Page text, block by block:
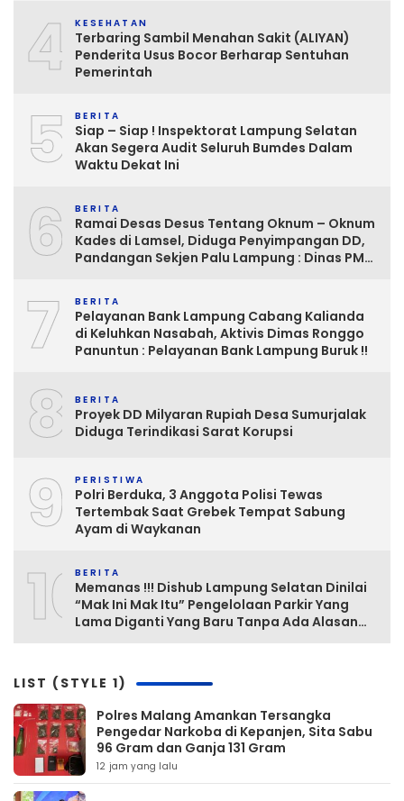
4 KESEHATAN
Terbaring Sambil Menahan Sakit (ALIYAN)
Penderita Usus Bocor Berharap Sentuhan
Pemerintah
5 BERITA
Siap – Siap ! Inspektorat Lampung Selatan
Akan Segera Audit Seluruh Bumdes Dalam
Waktu Dekat Ini
6 BERITA
Ramai Desas Desus Tentang Oknum – Oknum
Kades di Lamsel, Diduga Penyimpangan DD,
Pandangan Sekjen Palu Lampung : Dinas PMD
7 BERITA
Pelayanan Bank Lampung Cabang Kalianda
di Keluhkan Nasabah, Aktivis Dimas Ronggo
Panuntun : Pelayanan Bank Lampung Buruk !!
8 BERITA
Proyek DD Milyaran Rupiah Desa Sumurjalak
Diduga Terindikasi Sarat Korupsi
9 PERISTIWA
Polri Berduka, 3 Anggota Polisi Tewas
Tertembak Saat Grebek Tempat Sabung
Ayam di Waykanan
10BERITA
Memanas !!! Dishub Lampung Selatan Dinilai
“Mak Ini Mak Itu” Pengelolaan Parkir Yang
Lama Diganti Yang Baru Tanpa Ada Alasan
LIST (STYLE 1)
Polres Malang Amankan Tersangka
Pengedar Narkoba di Kepanjen, Sita Sabu
96 Gram dan Ganja 131 Gram
12 jam yang lalu